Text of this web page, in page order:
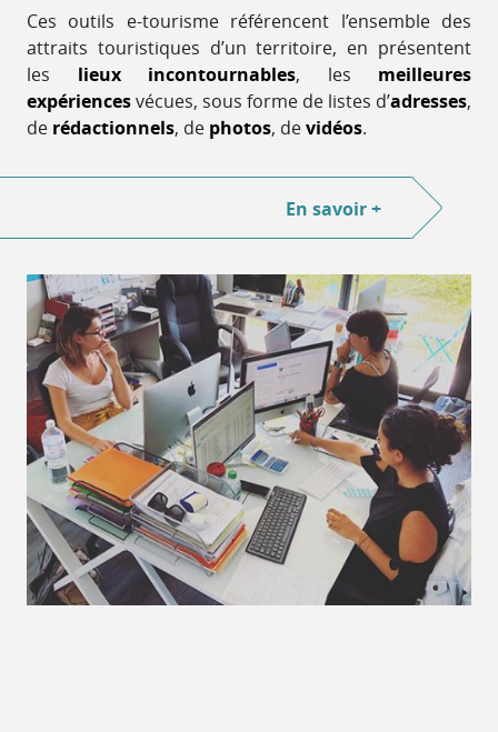
Ces outils e-tourisme référencent l’ensemble des
attraits touristiques d’un territoire, en présentent
les lieux incontournables, les meilleures
expériencesvécues, sous forme de listes d’adresses,
de rédactionnels, de photos, devidéos.
En savoir +